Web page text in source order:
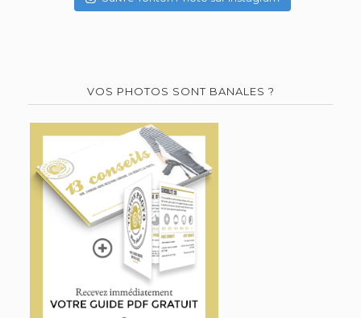
VOS PHOTOS SONT BANALES ?